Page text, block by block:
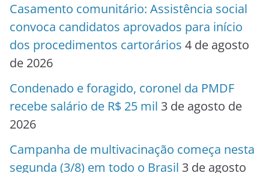
Casamento comunitário: Assistência social
convoca candidatos aprovados para início
dos procedimentos cartorários 4 de agosto
de 2026
Condenado e foragido, coronel da PMDF
recebe salário de R$ 25 mil 3 de agosto de
2026
Campanha de multivacinação começa nesta
segunda (3/8) em todo o Brasil 3 de agosto